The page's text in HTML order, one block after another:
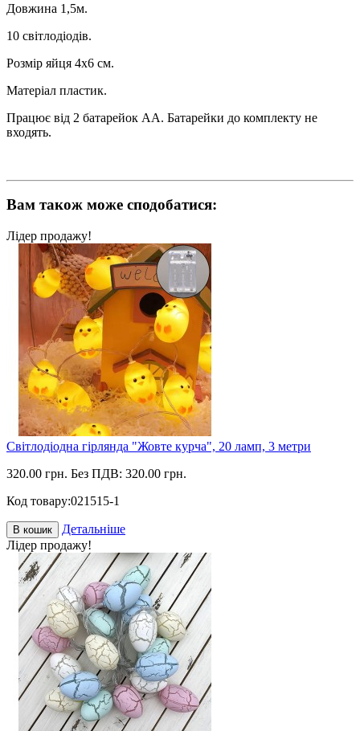
Довжина 1,5м.
10 світлодіодів.
Розмір яйця 4х6 см.
Матеріал пластик.
Працює від 2 батарейок АА. Батарейки до комплекту не
входять.
Вам також може сподобатися:
Лідер продажу!
Світлодіодна гірлянда "Жовте курча", 20 ламп, 3 метри
320.00 грн. Без ПДВ: 320.00 грн.
Код товару:021515-1
В кошик
Детальніше
Лідер продажу!